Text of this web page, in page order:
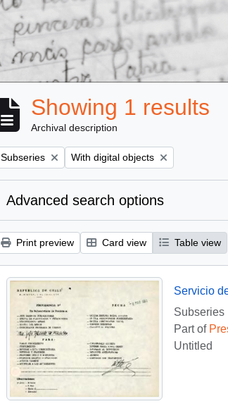
Showing 1 results
Archival description
Remove filter:
Subseries Remove filter:
With digital objects
Advanced search options
Print preview Card view Table view
Servicio
Subseries
Part of
Untitled